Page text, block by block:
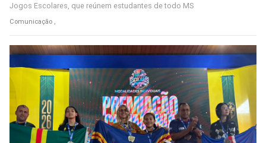
Jogos Escolares, que reúnem estudantes de todo MS
Comunicação ,